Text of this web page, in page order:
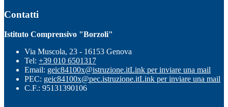
Contatti
Istituto Comprensivo "Borzoli"
Via Muscola, 23 - 16153 Genova
Tel: +39 010 6501317
Email: geic84100x@istruzione.itLink per inviare una mail
PEC: geic84100x@pec.istruzione.itLink per inviare una mail
C.F.: 95131390106